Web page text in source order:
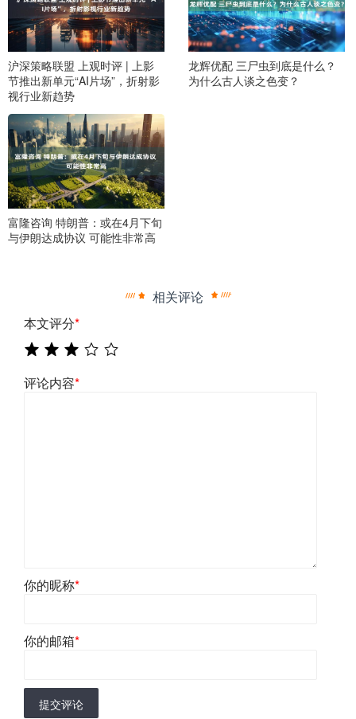
沪深策略联盟 上观时评 | 上影
节推出新单元“AI片场”，折射影
视行业新趋势
龙辉优配 三尸虫到底是什么？
为什么古人谈之色变？
富隆咨询 特朗普：或在4月下旬
与伊朗达成协议 可能性非常高
相关评论
本文评分*
评论内容*
你的昵称*
你的邮箱*
提交评论